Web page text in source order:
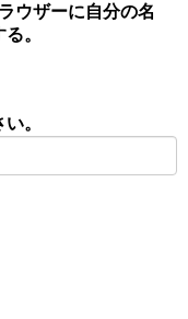
ウザーに自分の名
。
。